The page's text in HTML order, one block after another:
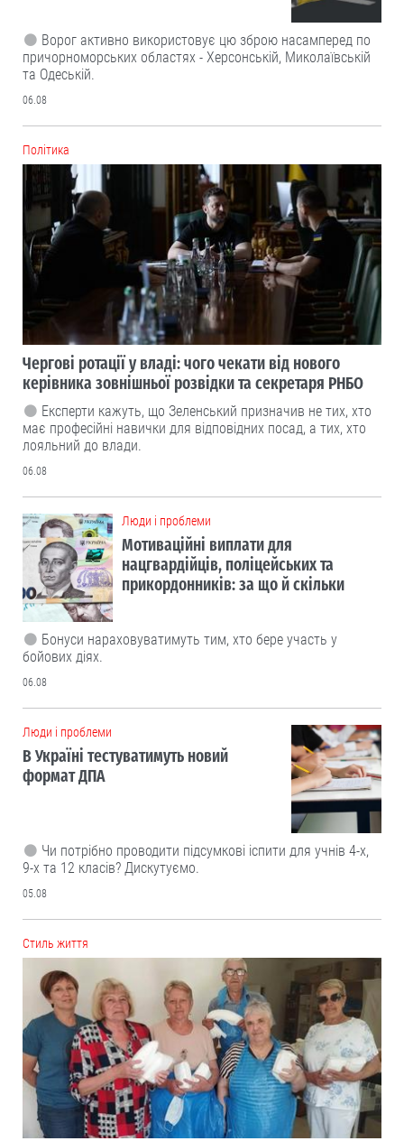
Ворог активно використовує цю зброю насамперед по
причорноморських областях - Херсонській, Миколаївській
та Одеській.
06.08
Політика
Чергові ротації у владі: чого чекати від нового
керівника зовнішньої розвідки та секретаря РНБО
Експерти кажуть, що Зеленський призначив не тих, хто
має професійні навички для відповідних посад, а тих, хто
лояльний до влади.
06.08
Люди і проблеми
Мотиваційні виплати для
нацгвардійців, поліцейських та
прикордонників: за що й скільки
Бонуси нараховуватимуть тим, хто бере участь у
бойових діях.
06.08
Люди і проблеми
В Україні тестуватимуть новий
формат ДПА
Чи потрібно проводити підсумкові іспити для учнів 4-х,
9-х та 12 класів? Дискутуємо.
05.08
Cтиль життя